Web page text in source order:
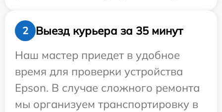
2
Выезд курьера за 35 минут
Наш мастер приедет в удобное
время для проверки устройства
Epson. В случае сложного ремонта
мы организуем транспортировку в